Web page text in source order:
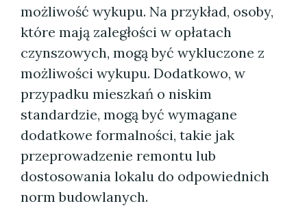
możliwość wykupu. Na przykład, osoby,
które mają zaległości w opłatach
czynszowych, mogą być wykluczone z
możliwości wykupu. Dodatkowo, w
przypadku mieszkań o niskim
standardzie, mogą być wymagane
dodatkowe formalności, takie jak
przeprowadzenie remontu lub
dostosowania lokalu do odpowiednich
norm budowlanych.